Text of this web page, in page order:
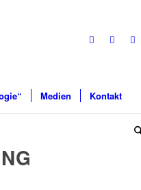
Medien Kontakt